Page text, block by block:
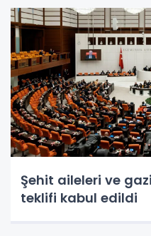
Şehit aileleri ve
teklifi kabul edildi